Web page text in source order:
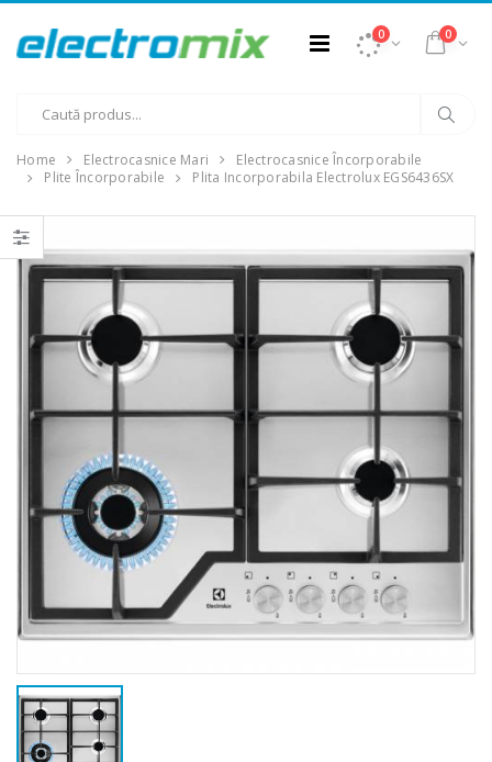
0 0
Home Electrocasnice Mari
Electrocasnice Încorporabile
Plite Încorporabile
Plita Incorporabila Electrolux EGS6436SX